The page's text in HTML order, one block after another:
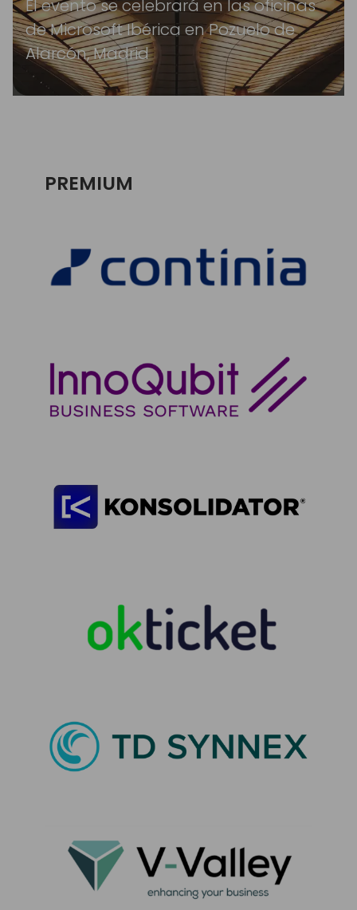
El evento se celebrará en las oficinas
de Microsoft Ibérica en Pozuelo de
Alarcón, Madrid
PREMIUM